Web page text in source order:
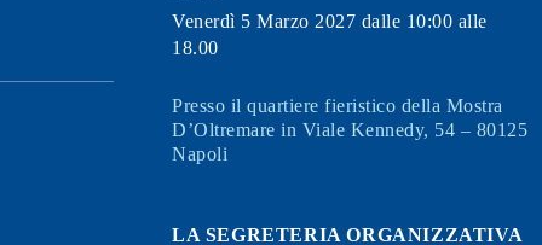
Venerdì 5 Marzo 2027 dalle 10:00 alle
18.00
Presso il quartiere fieristico della Mostra
D’Oltremare in Viale Kennedy, 54 – 80125
Napoli
LA SEGRETERIA ORGANIZZATIVA